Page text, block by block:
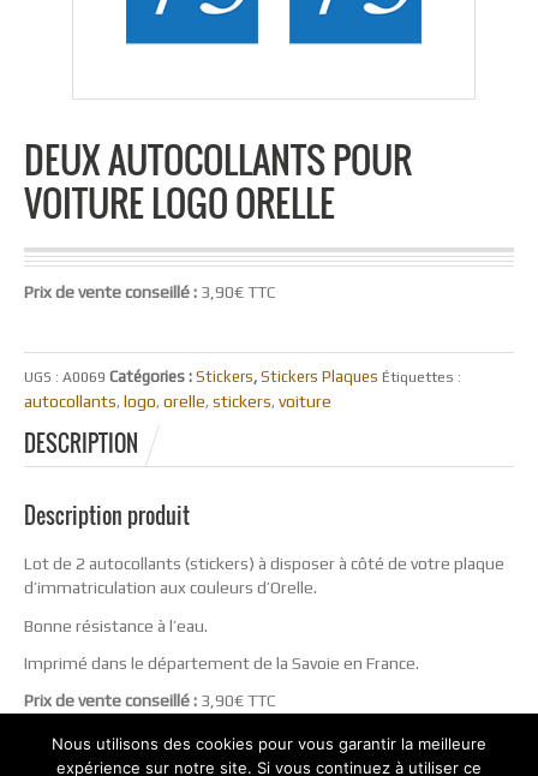
DEUX AUTOCOLLANTS POUR
VOITURE LOGO ORELLE
Prix de vente conseillé : 3,90€ TTC
UGS : A0069 Catégories : Stickers, Stickers Plaques Étiquettes :
autocollants, logo, orelle, stickers, voiture
DESCRIPTION
Description produit
Lot de 2 autocollants (stickers) à disposer à côté de votre plaque
d’immatriculation aux couleurs d’Orelle.
Bonne résistance à l’eau.
Imprimé dans le département de la Savoie en France.
Prix de vente conseillé : 3,90€ TTC
Nous utilisons des cookies pour vous garantir la meilleure
expérience sur notre site. Si vous continuez à utiliser ce